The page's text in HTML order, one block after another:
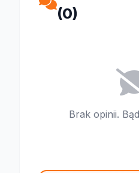
(0)
Brak opinii.